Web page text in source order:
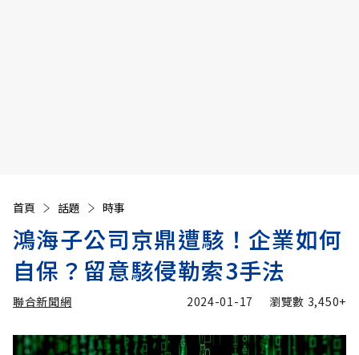
首頁 話題 時事
鴻海子公司京鼎遭駭！企業如何
自保？留意駭侵勒索3手法
聯合新聞網 2024-01-17 瀏覽數 3,450+